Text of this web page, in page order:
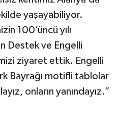
yaşayabiliyor.
100’üncü yılı
Destek ve Engelli
ziyaret ettik. Engelli
Bayrağı motifli tablolar
onların yanındayız.”